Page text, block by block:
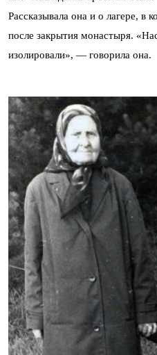
Рассказывала она и о лагере, в
после закрытия монастыря.
изолировали», — говорила она.